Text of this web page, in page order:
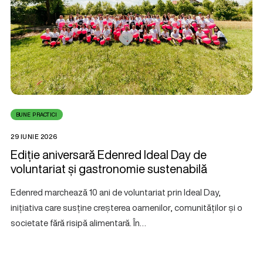
BUNE PRACTICI
29 IUNIE 2026
Ediție aniversară Edenred Ideal Day de
voluntariat și gastronomie sustenabilă
Edenred marchează 10 ani de voluntariat prin Ideal Day,
inițiativa care susține creșterea oamenilor, comunităților și o
societate fără risipă alimentară. În…